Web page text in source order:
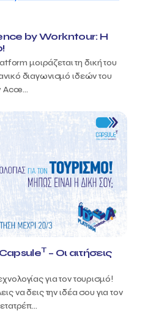
by Workntour: Η
μοιράζεται τη δική του
διαγωνισμό ιδεών του
T– Οι αιτήσεις
για τον τουρισμό!
να δεις την ιδέα σου για τον